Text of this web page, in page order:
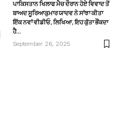
ਪਾਕਿਸਤਾਨ ਖਿਲਾਫ ਮੈਚ ਦੌਰਾਨ ਹੋਏ ਵਿਵਾਦ ਤੋਂ
ਬਾਅਦ ਸੂਰਿਆਕੁਮਾਰ ਯਾਦਵ ਨੇ ਸਾਂਝਾ ਕੀਤਾ
ਇੱਕ ਨਵਾਂ ਵੀਡੀਓ, ਲਿਖਿਆ, ਇਹ ਕੁੱਤਾ ਭੌਂਕਦਾ
ਹੈ…
September 26, 2025